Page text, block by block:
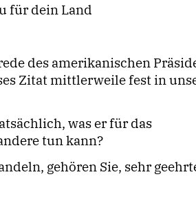
für dein Land
des amerikanischen
Zitat mittlerweile fest in
was er für das
tun kann?
gehören Sie, sehr